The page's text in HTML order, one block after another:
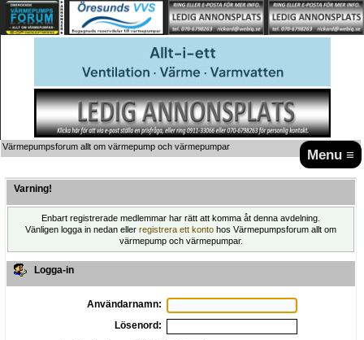
Menu ≡
Värmepumpsforum allt om värmepump och värmepumpar
Varning!
Enbart registrerade medlemmar har rätt att komma åt denna avdelning.
Vänligen logga in nedan eller registrera ett konto hos Värmepumpsforum allt om
värmepump och värmepumpar.
Logga-in
Användarnamn:
Lösenord: